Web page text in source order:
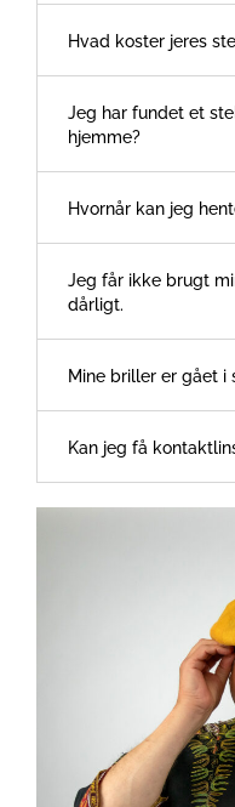
Hvad koster jeres
Jeg har fundet et
hjemme?
Hvornår kan jeg
Jeg får ikke brugt
dårligt.
Mine briller er gået i
Kan jeg få